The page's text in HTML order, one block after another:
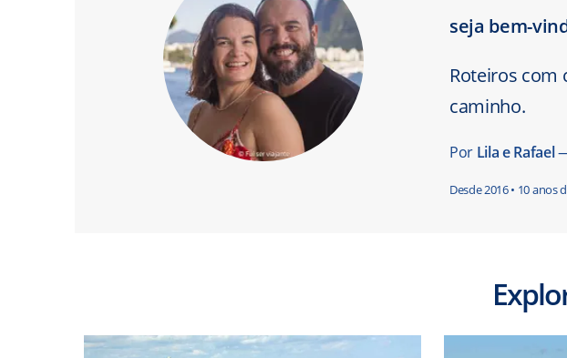
seja bem-
Roteiros com
caminho.
Por Lila e Rafael
Desde 2016 • 10 anos